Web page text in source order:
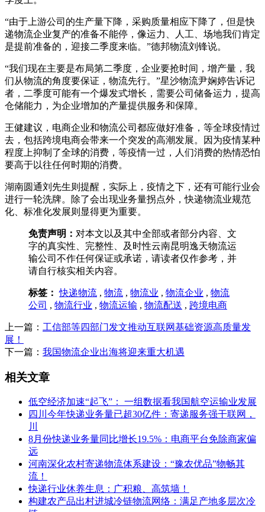
“由于上游公司的生产量下降，采购质量相应下降了，但是快
递物流企业复产的准备不能停，像运力、人工、场地我们肯定
是提前准备的，迎接二季度来临。”德邦物流刘锋说。
“我们现在主要是布局第二季度，企业要抢时间，增产量，我
们从物流的角度要保证，物流先行。”星沙物流尹娴婷告诉记
者，二季度可能有一个爆发式增长，需要公司储备运力，提高
仓储能力，为企业增加的产量提供服务和保障。
王健建议，电商企业和物流公司都应做好准备，等全球疫情过
去，包括跨境电商会带来一个突发的高潮发展。因为疫情某种
程度上抑制了全球的消费，等疫情一过，人们消费的热情恐怕
要高于以往任何时期的消费。
湖南圆通刘先生则提醒，实际上，疫情之下，还有可能行业会
进行一轮洗牌。除了会出现业务量拐点外，快递物流业规范
化、标准化发展则显得更为重要。
免责声明： 对本文以及其中全部或者部分内容、文
字的真实性、完整性、及时性云南昆明逸天物流运
输公司不作任何保证或承诺，请读者仅作参考，并
请自行核实相关内容。
标签： 快递物流 , 物流 , 物流业 , 物流企业 , 物流
公司 , 物流行业 , 物流运输 , 物流配送 , 跨境电商
上一篇： 工信部等四部门发文推动互联网基础资源高质量发
展！
下一篇： 我国物流企业出海将迎来重大机遇
相关文章
低空经济加速“起飞”： 一组数据看我国航空运输业发展
四川今年快递业务量已超30亿件：寄递服务强干联网，
川
8月份快递业务量同比增长19.5%：电商平台免除商家偏
远
河南深化农村寄递物流体系建设：“豫农优品”物畅其
流！
快递行业休养生息：广积粮、高筑墙！
构建农产品出村进城冷链物流网络：满足产地多层次冷